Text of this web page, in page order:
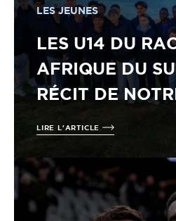
LES JEUNES
LES U14 DU
AFRIQUE DU
RÉCIT DE
LIRE L'ARTICLE